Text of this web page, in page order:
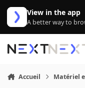
Aller au contenu
View in the app
A better way to
Accueil Matériel